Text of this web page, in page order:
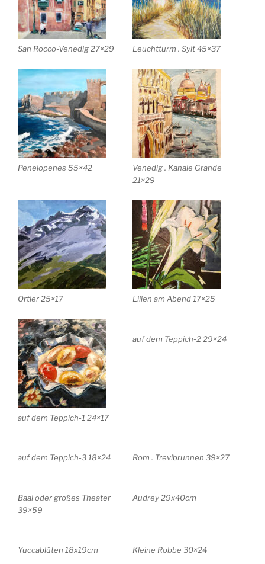
San Rocco-Venedig 27×29 Leuchtturm . Sylt 45×37
Penelopenes 55×42
Venedig . Kanale Grande
21×29
Ortler 25×17 Lilien am Abend 17×25
auf dem Teppich-1 24×17
auf dem Teppich-2 29×24
auf dem Teppich-3 18×24 Rom . Trevibrunnen 39×27
Baal oder großes Theater
39×59
Audrey 29x40cm
Yuccablüten 18x19cm Kleine Robbe 30×24